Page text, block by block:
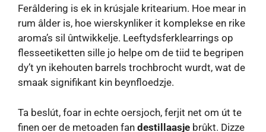
Ferâldering is ek in krúsjale kritearium. Hoe mear in
rum âlder is, hoe wierskynliker it komplekse en rike
aroma’s sil ûntwikkelje. Leeftydsferklearrings op
flesseetiketten sille jo helpe om de tiid te begripen
dy’t yn ikehouten barrels trochbrocht wurdt, wat de
smaak signifikant kin beynfloedzje.
Ta beslút, foar in echte oersjoch, ferjit net om út te
finen oer de metoaden fan destillaasje brûkt. Dizze